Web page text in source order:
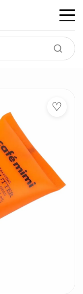
♡